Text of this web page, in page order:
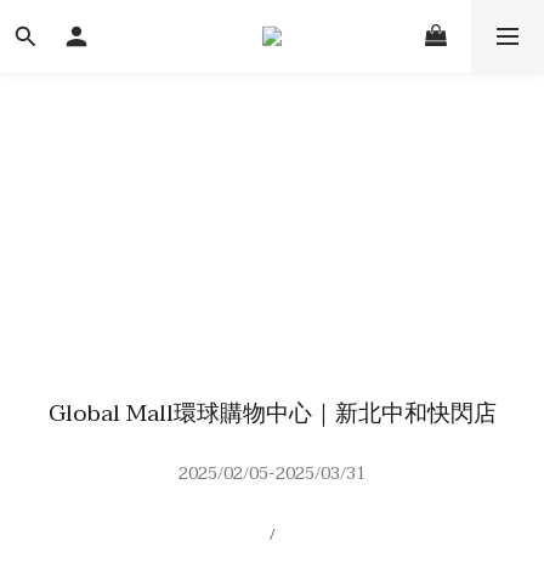
Global Mall環球購物中心｜新北中和快閃店
2025/02/05-2025/03/31
/